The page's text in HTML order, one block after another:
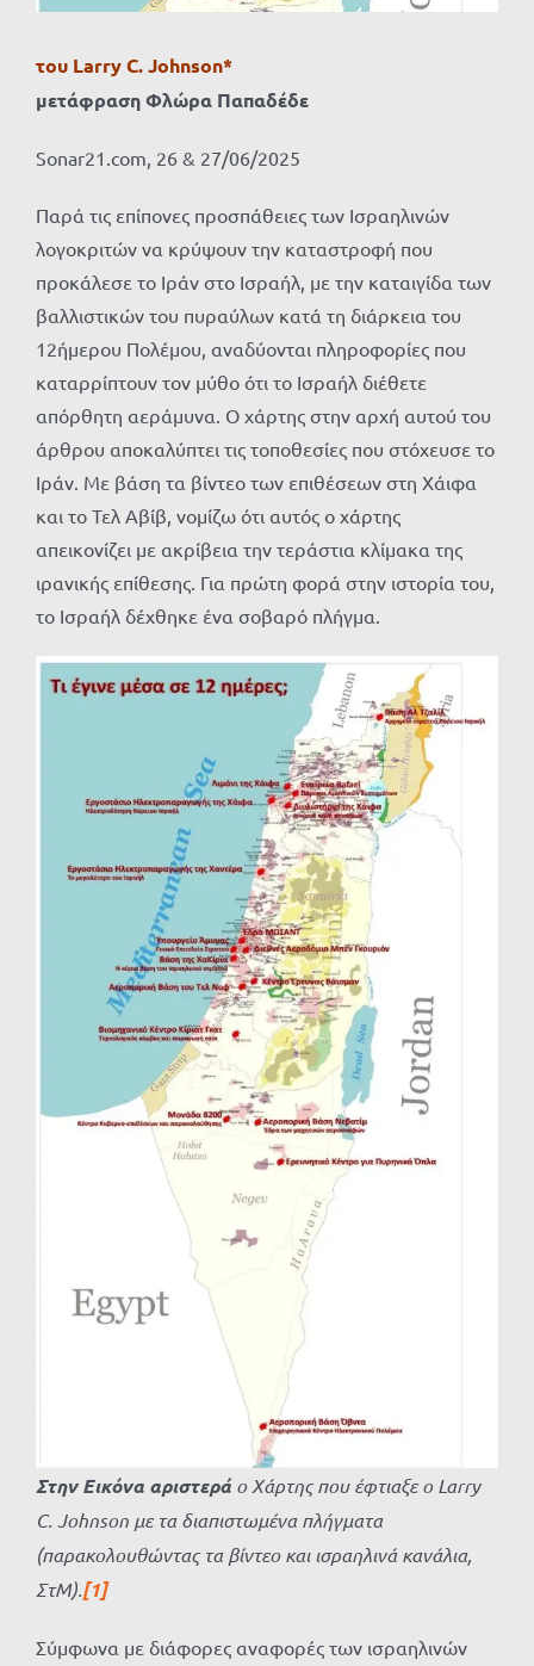
του LarryC.Johnson*
μετάφραση Φλώρα Παπαδέδε
Sonar21.com, 26 & 27/06/2025
Παρά τις επίπονες προσπάθειες των Ισραηλινών
λογοκριτών να κρύψουν την καταστροφή που
προκάλεσε το Ιράν στο Ισραήλ, με την καταιγίδα των
βαλλιστικών του πυραύλων κατά τη διάρκεια του
12ήμερου Πολέμου, αναδύονται πληροφορίες που
καταρρίπτουν τον μύθο ότι το Ισραήλ διέθετε
απόρθητη αεράμυνα. Ο χάρτης στην αρχή αυτού του
άρθρου αποκαλύπτει τις τοποθεσίες που στόχευσε το
Ιράν. Με βάση τα βίντεο των επιθέσεων στη Χάιφα
και το Τελ Αβίβ, νομίζω ότι αυτός ο χάρτης
απεικονίζει με ακρίβεια την τεράστια κλίμακα της
ιρανικής επίθεσης. Για πρώτη φορά στην ιστορία του,
το Ισραήλ δέχθηκε ένα σοβαρό πλήγμα.
Στην Εικόνα αριστερά ο Χάρτης που έφτιαξε ο Larry
C. Johnson με τα διαπιστωμένα πλήγματα
(παρακολουθώντας τα βίντεο και ισραηλινά κανάλια,
ΣτΜ).[1]
Σύμφωνα με διάφορες αναφορές των ισραηλινών